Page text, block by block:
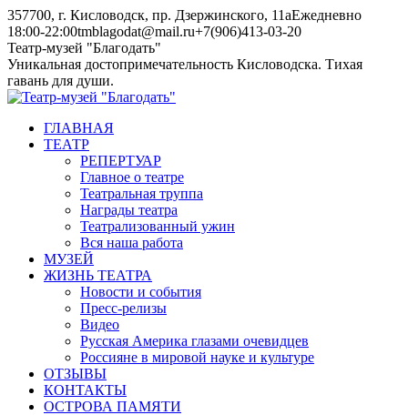
Skip
to
content
357700, г. Кисловодск, пр. Дзержинского, 11аЕжедневно
18:00-22:00tmblagodat@mail.ru+7(906)413-03-20
Instagram
page
opens
in
window
Telegram
page
opens
in
window
Театр-музей "Благодать"
Уникальная достопримечательность Кисловодска. Тихая
гавань для души.
ГЛАВНАЯ
ТЕАТР
РЕПЕРТУАР
Главное о театре
Театральная труппа
Награды театра
Театрализованный ужин
Вся наша работа
МУЗЕЙ
ЖИЗНЬ ТЕАТРА
Новости и события
Пресс-релизы
Видео
Русская Америка глазами очевидцев
Россияне в мировой науке и культуре
ОТЗЫВЫ
КОНТАКТЫ
ОСТРОВА ПАМЯТИ